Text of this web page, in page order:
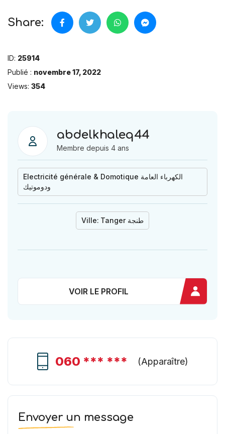
Share:
ID: 25914
Publié : novembre 17, 2022
Views: 354
abdelkhaleq44
Membre depuis 4 ans
Electricité générale & Domotique الكهرباء العامة
ودوموتيك
Ville: Tanger طنجة
VOIR LE PROFIL
060 *** *** (Apparaître)
Envoyer un message